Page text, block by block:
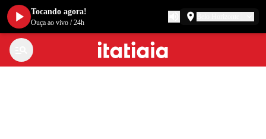
Tocando agora!
Ouça ao vivo /24h